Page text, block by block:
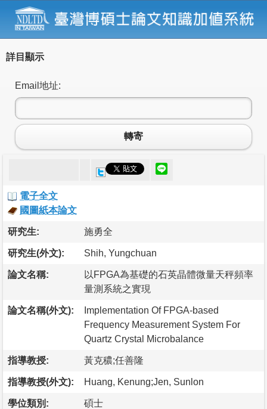
詳目顯示
Email地址:
轉寄
電子全文
國圖紙本論文
研究生: 施勇全
研究生(外文): Shih, Yungchuan
論文名稱:
以FPGA為基礎的石英晶體微量天秤頻率
量測系統之實現
論文名稱(外文):
Implementation Of FPGA-based
Frequency Measurement System For
Quartz Crystal Microbalance
指導教授: 黃克穠;任善隆
指導教授(外文): Huang, Kenung;Jen, Sunlon
學位類別: 碩士